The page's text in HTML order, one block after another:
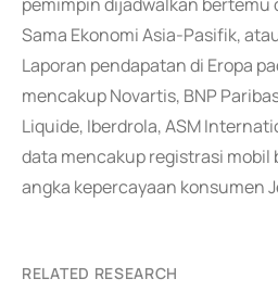
Sama Ekonomi Asia-Pasifik,
Laporan pendapatan di Eropa
mencakup Novartis, BNP
Liquide, Iberdrola, ASM
data mencakup registrasi mobil
angka kepercayaan konsumen
RELATED RESEARCH